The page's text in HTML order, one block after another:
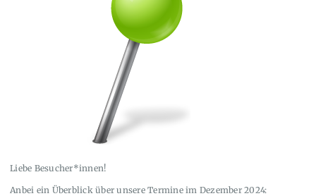
Liebe Besucher*innen!
Anbei ein Überblick über unsere Termine im Dezember 2024: